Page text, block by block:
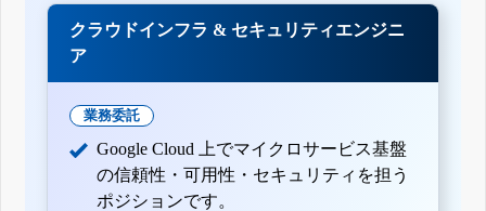
クラウドインフラ & セキュリティエンジニ
ア
業務委託
Google Cloud 上でマイクロサービス基盤
の信頼性・可用性・セキュリティを担う
ポジションです。